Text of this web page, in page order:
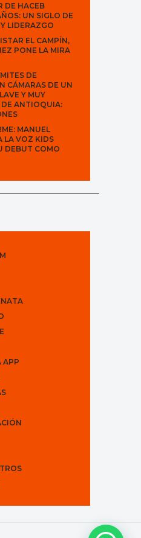
DE HACEB
UN SIGLO DE
LIDERAZGO
EL CAMPÍN,
PONE LA MIRA
DE
CÁMARAS DE UN
Y MUY
ANTIOQUIA:
MANUEL
LA VOZ KIDS
DEBUT COMO
APP